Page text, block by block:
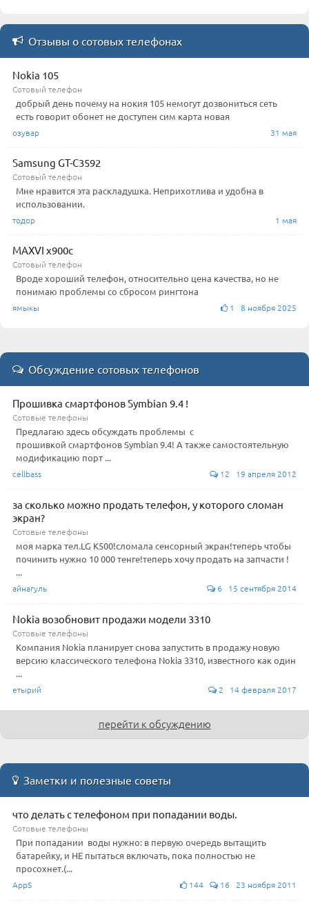
Отзывы о сотовых телефонах
Nokia 105
Сотовый телефон
добрый день почему на нокия 105 немогут дозвониться сеть
есть говорит обонет не доступен сим карта новая
озувар 31 мая
Samsung GT-C3592
Сотовый телефон
Мне нравится эта раскладушка. Неприхотлива и удобна в
использовании.
тодор 1 мая
MAXVI x900c
Сотовый телефон
Вроде хороший телефон, относительно цена качества, но не
понимаю проблемы со сбросом рингтона
ямыкы 1 8 ноября 2025
Обсуждение сотовых телефонов
Прошивка смартфонов Symbian 9.4 !
Сотовые телефоны
Предлагаю здесь обсуждать проблемы с
прошивкой смартфонов Symbian 9.4! А также самостоятельную
модификацию порт ...
cellbass 12 19 апреля 2012
за сколько можно продать телефон, у которого сломан
экран?
Сотовые телефоны
моя марка тел.LG K500!сломала сенсорный экран!теперь чтобы
починить нужно 10 000 тенге!теперь хочу продать на запчасти !
...
айнагуль 6 15 сентября 2014
Nokia возобновит продажи модели 3310
Сотовые телефоны
Компания Nokia планирует снова запустить в продажу новую
версию классического телефона Nokia 3310, известного как один
...
етырий 2 14 февраля 2017
перейти к обсуждению
Заметки и полезные советы
что делать с телефоном при попадании воды.
Сотовые телефоны
При попадании воды нужно: в первую очередь вытащить
батарейку, и НЕ пытаться включать, пока полностью не
просохнет.(...
AppS 144 16 23 ноября 2011